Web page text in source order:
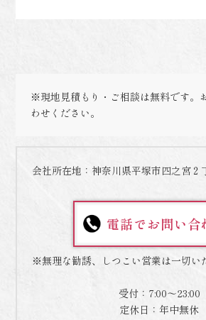
※現地見積もり・ご相談は無料です。
わせください。
会社所在地：神奈川県平塚市四之宮２
電話でお問い合
※無理な勧誘、しつこい営業は一切い
受付：7:00～23:00
定休日：年中無休